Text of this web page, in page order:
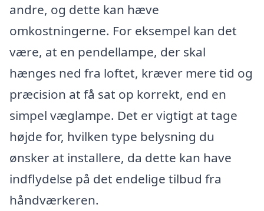
andre, og dette kan hæve
omkostningerne. For eksempel kan det
være, at en pendellampe, der skal
hænges ned fra loftet, kræver mere tid og
præcision at få sat op korrekt, end en
simpel væglampe. Det er vigtigt at tage
højde for, hvilken type belysning du
ønsker at installere, da dette kan have
indflydelse på det endelige tilbud fra
håndværkeren.